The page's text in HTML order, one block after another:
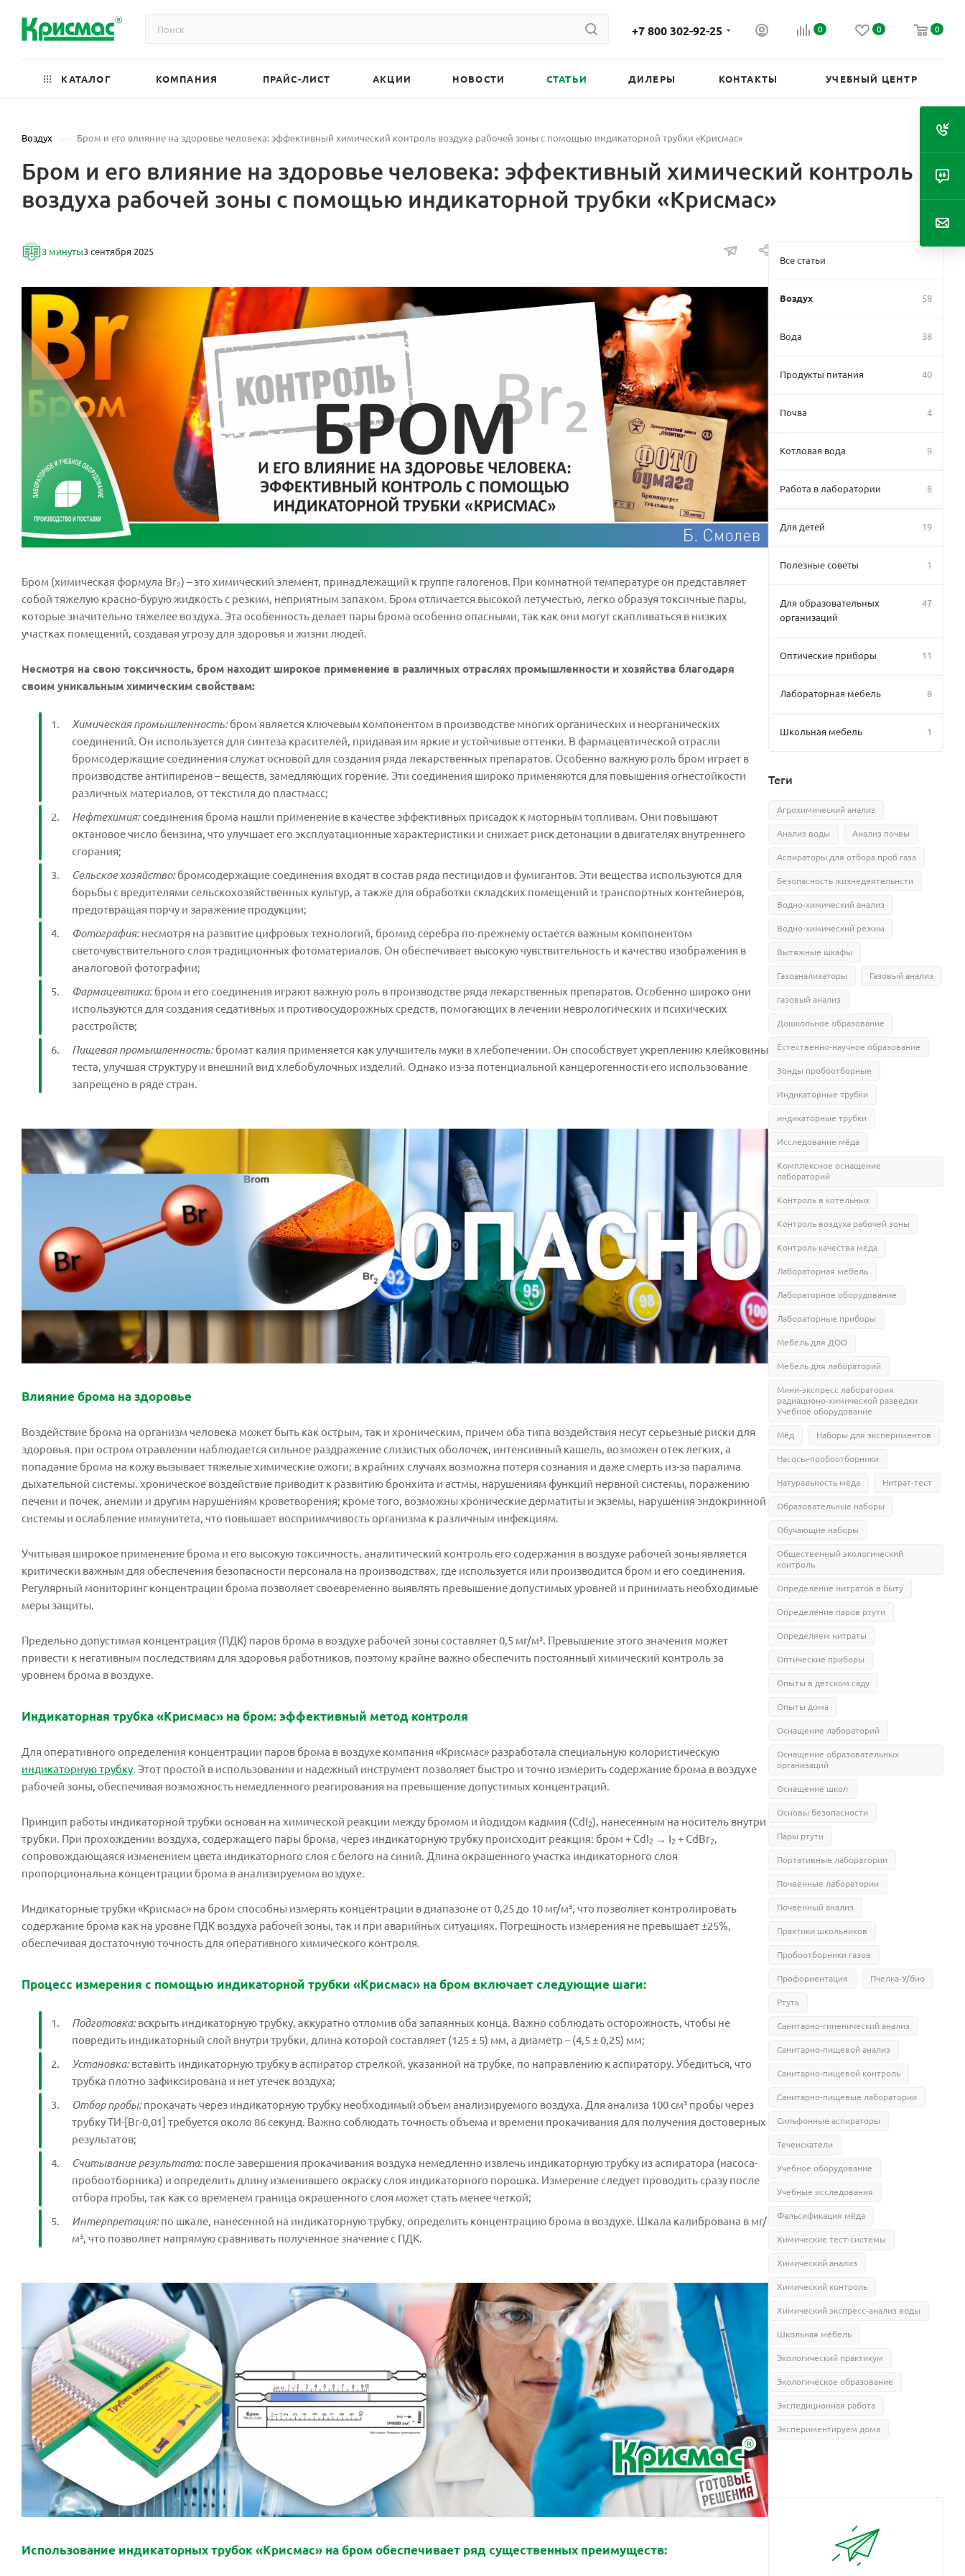
+7 800 302-92-25 0 0 0
КАТАЛОГ КОМПАНИЯ ПРАЙС-ЛИСТ АКЦИИ НОВОСТИ СТАТЬИ ДИЛЕРЫ КОНТАКТЫ УЧЕБНЫЙ ЦЕНТР
Воздух — Бром и его влияние на здоровье человека: эффективный химический контроль воздуха рабочей зоны с помощью индикаторной трубки «Крисмас»
Бром и его влияние на здоровье человека: эффективный химический контроль
воздуха рабочей зоны с помощью индикаторной трубки «Крисмас»
3 минуты3 сентября 2025
Бром (химическая формула Br₂) – это химический элемент, принадлежащий к группе галогенов. При комнатной температуре он представляет
собой тяжелую красно-бурую жидкость с резким, неприятным запахом. Бром отличается высокой летучестью, легко образуя токсичные пары,
которые значительно тяжелее воздуха. Эта особенность делает пары брома особенно опасными, так как они могут скапливаться в низких
участках помещений, создавая угрозу для здоровья и жизни людей.
Несмотря на свою токсичность, бром находит широкое применение в различных отраслях промышленности и хозяйства благодаря
своим уникальным химическим свойствам:
Химическая промышленность:бром является ключевым компонентом в производстве многих органических и неорганических
соединений. Он используется для синтеза красителей, придавая им яркие и устойчивые оттенки. В фармацевтической отрасли
бромсодержащие соединения служат основой для создания ряда лекарственных препаратов. Особенно важную роль бром играет в
производстве антипиренов – веществ, замедляющих горение. Эти соединения широко применяются для повышения огнестойкости
различных материалов, от текстиля до пластмасс;
Нефтехимия:соединения брома нашли применение в качестве эффективных присадок к моторным топливам. Они повышают
октановое число бензина, что улучшает его эксплуатационные характеристики и снижает риск детонации в двигателях внутреннего
сгорания;
Сельское хозяйство:бромсодержащие соединения входят в состав ряда пестицидов и фумигантов. Эти вещества используются для
борьбы с вредителями сельскохозяйственных культур, а также для обработки складских помещений и транспортных контейнеров,
предотвращая порчу и заражение продукции;
Фотография:несмотря на развитие цифровых технологий, бромид серебра по-прежнему остается важным компонентом
светочувствительного слоя традиционных фотоматериалов. Он обеспечивает высокую чувствительность и качество изображения в
аналоговой фотографии;
Фармацевтика:бром и его соединения играют важную роль в производстве ряда лекарственных препаратов. Особенно широко они
используются для создания седативных и противосудорожных средств, помогающих в лечении неврологических и психических
расстройств;
Пищевая промышленность:бромат калия применяется как улучшитель муки в хлебопечении. Он способствует укреплению клейковины
теста, улучшая структуру и внешний вид хлебобулочных изделий. Однако из-за потенциальной канцерогенности его использование
запрещено в ряде стран.
Влияние брома на здоровье
Воздействие брома на организм человека может быть как острым, так и хроническим, причем оба типа воздействия несут серьезные риски для
здоровья. при остром отравлении наблюдается сильное раздражение слизистых оболочек, интенсивный кашель, возможен отек легких, а
попадание брома на кожу вызывает тяжелые химические ожоги; в крайних случаях возможна потеря сознания и даже смерть из-за паралича
дыхательной системы. хроническое воздействие приводит к развитию бронхита и астмы, нарушениям функций нервной системы, поражению
печени и почек, анемии и другим нарушениям кроветворения; кроме того, возможны хронические дерматиты и экземы, нарушения эндокринной
системы и ослабление иммунитета, что повышает восприимчивость организма к различным инфекциям.
Учитывая широкое применение брома и его высокую токсичность, аналитический контроль его содержания в воздухе рабочей зоны является
критически важным для обеспечения безопасности персонала на производствах, где используется или производится бром и его соединения.
Регулярный мониторинг концентрации брома позволяет своевременно выявлять превышение допустимых уровней и принимать необходимые
меры защиты.
Предельно допустимая концентрация (ПДК) паров брома в воздухе рабочей зоны составляет 0,5 мг/м³. Превышение этого значения может
привести к негативным последствиям для здоровья работников, поэтому крайне важно обеспечить постоянный химический контроль за
уровнем брома в воздухе.
Индикаторная трубка «Крисмас» на бром: эффективный метод контроля
Для оперативного определения концентрации паров брома в воздухе компания «Крисмас» разработала специальную колористическую
индикаторную трубку . Этот простой в использовании и надежный инструмент позволяет быстро и точно измерить содержание брома в воздухе
рабочей зоны, обеспечивая возможность немедленного реагирования на превышение допустимых концентраций.
Принцип работы индикаторной трубки основан на химической реакции между бромом и йодидом кадмия (CdI2), нанесенным на носитель внутри
трубки. При прохождении воздуха, содержащего пары брома, через индикаторную трубку происходит реакция: бром + CdI2 → I2+ CdBr2
сопровождающаяся изменением цвета индикаторного слоя с белого на синий. Длина окрашенного участка индикаторного слоя
пропорциональна концентрации брома в анализируемом воздухе.
Индикаторные трубки «Крисмас» на бром способны измерять концентрации в диапазоне от 0,25 до 10 мг/м³, что позволяет контролировать
содержание брома как на уровне ПДК воздуха рабочей зоны, так и при аварийных ситуациях. Погрешность измерения не превышает ±25%,
обеспечивая достаточную точность для оперативного химического контроля.
Процесс измерения с помощью индикаторной трубки «Крисмас» на бром включает следующие шаги:
Подготовка:вскрыть индикаторную трубку, аккуратно отломив оба запаянных конца. Важно соблюдать осторожность, чтобы не
повредить индикаторный слой внутри трубки, длина которой составляет (125 ± 5) мм, а диаметр – (4,5 ± 0,25) мм;
Установка:вставить индикаторную трубку в аспиратор стрелкой, указанной на трубке, по направлению к аспиратору. Убедиться, что
трубка плотно зафиксирована и нет утечек воздуха;
Отбор пробы:прокачать через индикаторную трубку необходимый объем анализируемого воздуха. Для анализа 100 см³ пробы через
трубку ТИ-[Вr-0,01] требуется около 86 секунд. Важно соблюдать точность объема и времени прокачивания для получения достоверных
результатов;
Считывание результата:после завершения прокачивания воздуха немедленно извлечь индикаторную трубку из аспиратора (насоса-
пробоотборника) и определить длину изменившего окраску слоя индикаторного порошка. Измерение следует проводить сразу после
отбора пробы, так как со временем граница окрашенного слоя может стать менее четкой;
Интерпретация:по шкале, нанесенной на индикаторную трубку, определить концентрацию брома в воздухе. Шкала калибрована в мг/
м³, что позволяет напрямую сравнивать полученное значение с ПДК.
Использование индикаторных трубок «Крисмас» на бром обеспечивает ряд существенных преимуществ:
Все статьи
Воздух 58
Вода 38
Продукты питания 40
Почва 4
Котловая вода 9
Работа в лаборатории 8
Для детей 19
Полезные советы 1
Для образовательных
организаций
47
Оптические приборы 11
Лабораторная мебель 8
Школьная мебель 1
Теги
Агрохимический анализ
Анализ воды Анализ почвы
Аспираторы для отбора проб газа
Безопасность жизнедеятельнсти
Водно-химический анализ
Водно-химический режим
Вытяжные шкафы
Газоанализаторы Газовый анализ
газовый анализ
Дошкольное образование
Естественно-научное образование
Зонды пробоотборные
Индикаторные трубки
индикаторные трубки
Исследование мёда
Комплексное оснащение
лабораторий
Контроль в котельных
Контроль воздуха рабочей зоны
Контроль качества мёда
Лабораторная мебель
Лабораторное оборудование
Лабораторные приборы
Мебель для ДОО
Мебель для лабораторий
Мини-экспресс лаборатория
радиационо-химической разведки
Учебное оборудование
Мёд Наборы для экспериментов
Насосы-пробоотборники
Натуральность мёда Нитрат-тест
Образовательные наборы
Обучающие наборы
Общественный экологический
контроль
Определение нитратов в быту
Определение паров ртути
Определяем нитраты
Оптические приборы
Опыты в детском саду
Опыты дома
Оснащение лабораторий
Оснащение образовательных
организаций
Оснащение школ
Основы безопасности
Пары ртути
Портативные лаборатории
Почвенные лаборатории
Почвенный анализ
Практики школьников
Пробоотборники газов
Профориентация Пчелка-У/био
Ртуть
Санитарно-гииенический анализ
Санитарно-пищевой анализ
Санитарно-пищевой контроль
Санитарно-пищевые лаборатории
Сильфонные аспираторы
Течеискатели
Учебное оборудование
Учебные исследования
Фальсификация мёда
Химические тест-системы
Химический анализ
Химический контроль
Химический экспресс-анализ воды
Школьная мебель
Экологический практикум
Экологическое образование
Экспедиционная работа
Экспериментируем дома